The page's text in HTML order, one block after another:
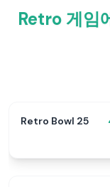
Retro 게임
Retro Bowl 25